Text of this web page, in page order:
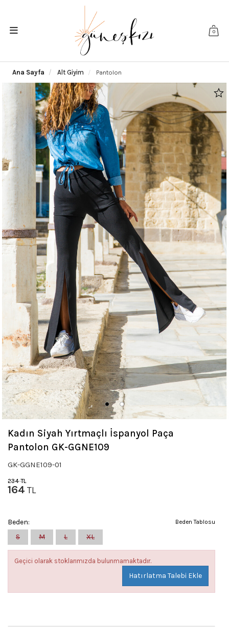
0
Ana Sayfa Alt Giyim Pantolon
Kadın Siyah Yırtmaçlı İspanyol Paça
Pantolon GK-GGNE109
GK-GGNE109-01
234TL
164 TL
Beden Tablosu
Beden:
S
M L XL
Geçici olarak stoklarımızda bulunmamaktadır.
Hatırlatma Talebi Ekle